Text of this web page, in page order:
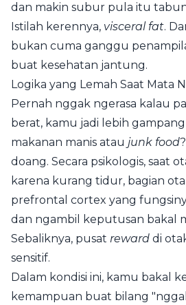
dan makin subur pula itu
Istilah kerennya, visceral fat.
bukan cuma ganggu
buat kesehatan jantung.
Logika yang Lemah Saat Mata
Pernah nggak ngerasa kalau
berat, kamu jadi lebih
makanan manis atau junk food
doang. Secara psikologis, saat
karena kurang tidur, bagian
prefrontal cortex yang
dan ngambil keputusan bakal
Sebaliknya, pusat reward di
sensitif.
Dalam kondisi ini, kamu bakal
kemampuan buat bilang